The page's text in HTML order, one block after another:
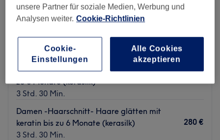
diefrisöre stuttgart-west Balayage Blond
KeratinTreatmen Haarbotox
zu weiteren Stadtteilen, Stuttgart
Auf Karte anzeigen
Damen - Haarschnitt-Keratinbehandlung bis
zu 6 Monate (kerasilk)
3 Std. 30 Min.
Damen -Haarschnitt- Haare glätten mit
keratin bis zu 6 Monate (kerasilk)
3 Std. 30 Min.
280 €
unsere Partner für soziale Medien, Werbung und
Analysen weiter. Cookie-Richtlinien
Cookie-
Einstellungen
Alle Cookies
akzeptieren